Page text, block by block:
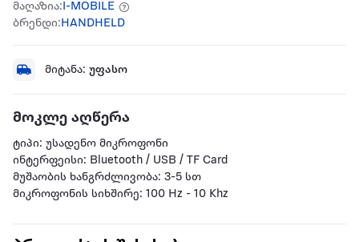
მაღაზია:I-MOBILE
ბრენდი:HANDHELD
მიტანა: უფასო
მოკლე აღწერა
ტიპი: უსადენო მიკროფონი
ინტერფეისი: Bluetooth / USB / TF Card
მუშაობის ხანგრძლივობა: 3-5 სთ
მიკროფონის სიხშირე: 100 Hz - 10 Khz